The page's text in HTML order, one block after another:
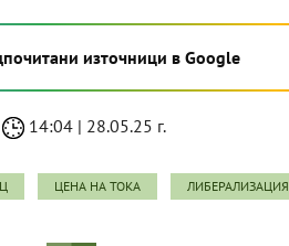
източници в Google
14:04 | 28.05.25 г.
ЦЕНА НА ТОКА ЛИБЕРАЛИЗАЦИЯ